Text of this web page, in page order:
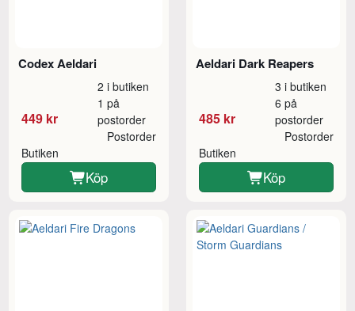
Codex Aeldari
449 kr
2 i butiken
1 på
postorder
Butiken
Postorder
Köp
Aeldari Dark Reapers
485 kr
3 i butiken
6 på
postorder
Butiken
Postorder
Köp